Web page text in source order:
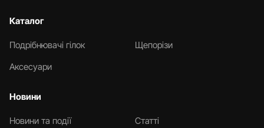
Каталог
Подрібнювачі гілок
Щепорізи
Аксесуари
Новини
Новини та події Статті